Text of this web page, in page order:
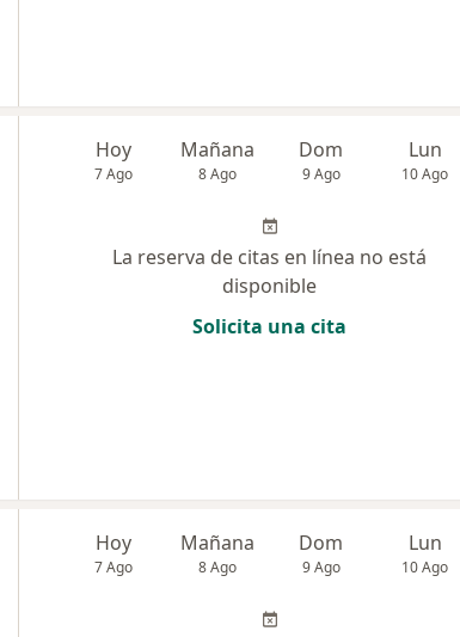
Hoy
7 Ago
Mañana
8 Ago
Dom
9 Ago
Lun
10 Ago
La reserva de citas en línea no está
disponible
Solicita una cita
Hoy
7 Ago
Mañana
8 Ago
Dom
9 Ago
Lun
10 Ago